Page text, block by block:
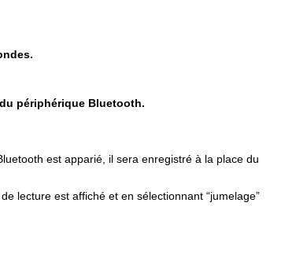
périphérique Bluetooth.
est apparié, il sera enregistré à la place du
lecture est affiché et en sélectionnant “jumelage”